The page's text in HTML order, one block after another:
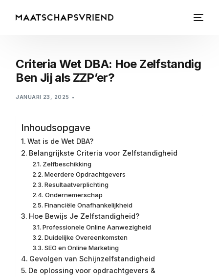
Criteria Wet DBA: Hoe Zelfstandig
Ben Jij als ZZP’er?
JANUARI 23, 2025
Inhoudsopgave
Wat is de Wet DBA?
Belangrijkste Criteria voor Zelfstandigheid
Zelfbeschikking
Meerdere Opdrachtgevers
Resultaatverplichting
Ondernemerschap
Financiële Onafhankelijkheid
Hoe Bewijs Je Zelfstandigheid?
Professionele Online Aanwezigheid
Duidelijke Overeenkomsten
SEO en Online Marketing
Gevolgen van Schijnzelfstandigheid
De oplossing voor opdrachtgevers &